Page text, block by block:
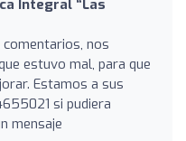
Integral “Las
nos
estuvo mal, para que
Estamos a sus
si pudiera
mensaje